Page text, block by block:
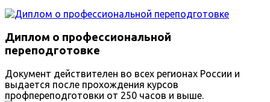
Диплом о профессиональной
переподготовке
Документ действителен во всех регионах России и
выдается после прохождения курсов
профпереподготовки от 250 часов и выше.